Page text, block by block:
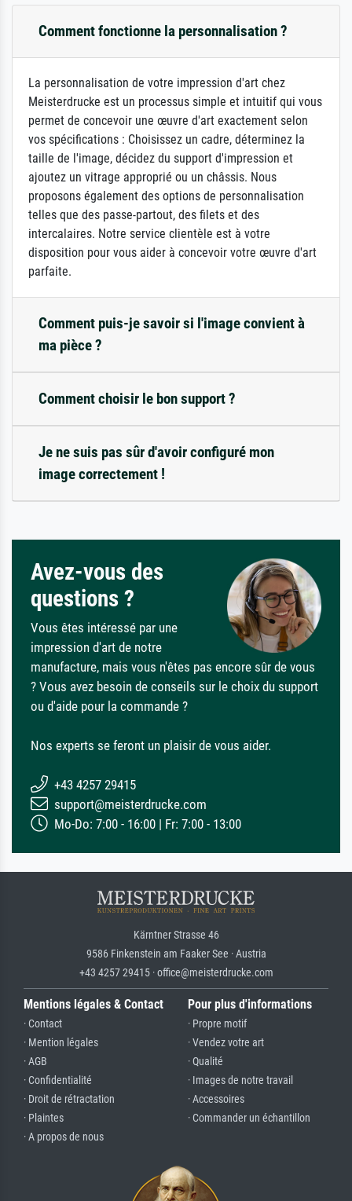
Comment fonctionne la personnalisation ?
La personnalisation de votre impression d'art chez
Meisterdrucke est un processus simple et intuitif qui vous
permet de concevoir une œuvre d'art exactement selon
vos spécifications : Choisissez un cadre, déterminez la
taille de l'image, décidez du support d'impression et
ajoutez un vitrage approprié ou un châssis. Nous
proposons également des options de personnalisation
telles que des passe-partout, des filets et des
intercalaires. Notre service clientèle est à votre
disposition pour vous aider à concevoir votre œuvre d'art
parfaite.
Comment puis-je savoir si l'image convient à
ma pièce ?
Comment choisir le bon support ?
Je ne suis pas sûr d'avoir configuré mon
image correctement !
Avez-vous des
questions ?
Vous êtes intéressé par une
impression d'art de notre
manufacture, mais vous n'êtes pas encore sûr de vous
? Vous avez besoin de conseils sur le choix du support
ou d'aide pour la commande ?
Nos experts se feront un plaisir de vous aider.
+43 4257 29415
support@meisterdrucke.com
Mo-Do: 7:00 - 16:00 | Fr: 7:00 - 13:00
Kärntner Strasse 46
9586 Finkenstein am Faaker See · Austria
+43 4257 29415 · office@meisterdrucke.com
Mentions légales & Contact
· Contact
· Mention légales
· AGB
· Confidentialité
· Droit de rétractation
· Plaintes
· A propos de nous
Pour plus d'informations
· Propre motif
· Vendez votre art
· Qualité
· Images de notre travail
· Accessoires
· Commander un échantillon